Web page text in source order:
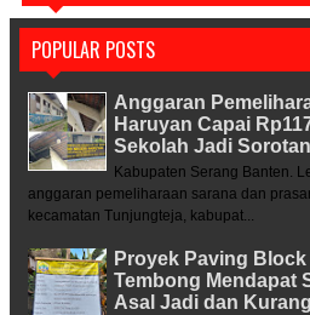
POPULAR POSTS
Anggaran
Haruyan Capai
Sekolah Jadi Sorotan
Kabupaten Serang Banten.
anggaran pemeliharaan sarana dan
kecamatan Tunjungteja, kabupat...
Proyek Paving
Tembong Mendapat
Asal Jadi dan